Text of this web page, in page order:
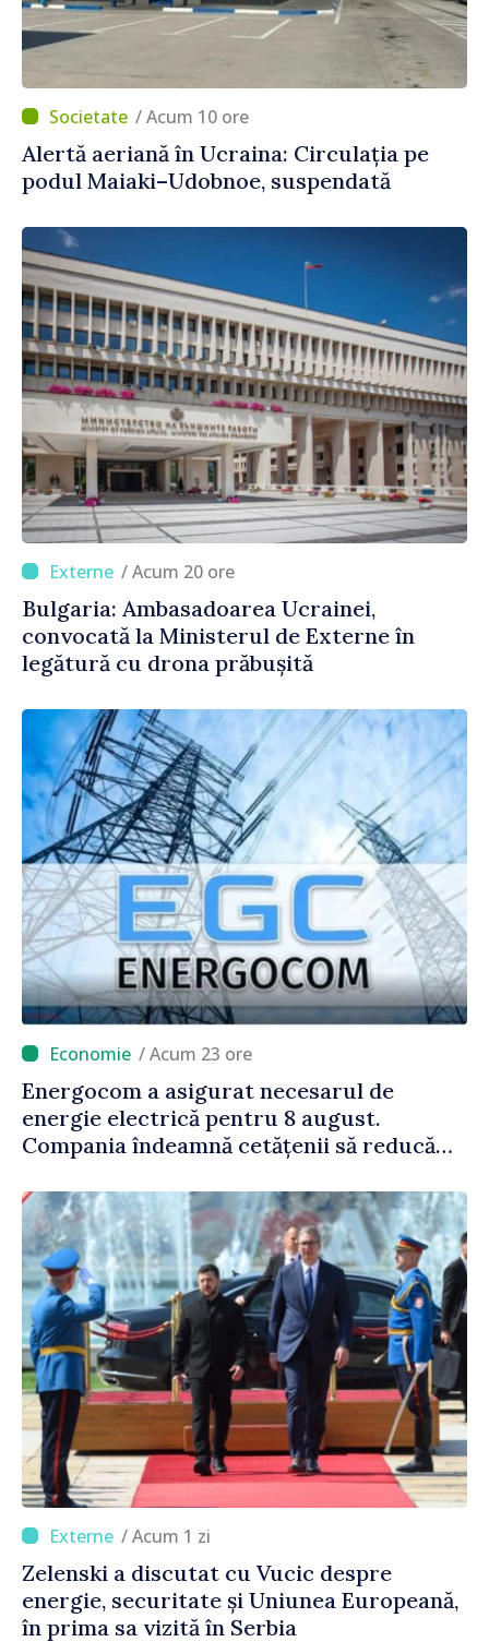
/ Acum 10 ore
Alertă aeriană în Ucraina: Circulația pe
podul Maiaki–Udobnoe, suspendată
/ Acum 20 ore
Bulgaria: Ambasadoarea Ucrainei,
convocată la Ministerul de Externe în
legătură cu drona prăbușită
/ Acum 23 ore
Energocom a asigurat necesarul de
energie electrică pentru 8 august.
Compania îndeamnă cetățenii să reducă
/ Acum 1 zi
Zelenski a discutat cu Vucic despre
energie, securitate și Uniunea Europeană,
în prima sa vizită în Serbia